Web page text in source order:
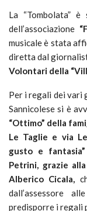
La “Tombolata”
dell’associazione
musicale è stata
diretta dal
Volontari della
Per i regali dei vari
Sannicolese si è
“Ottimo” della
Le Taglie e via
gusto e
Petrini, grazie
Alberico Cicala,
dall’assessore
predisporre i regali